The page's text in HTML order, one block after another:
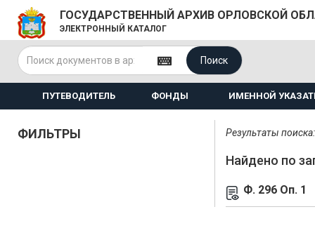
ГОСУДАРСТВЕННЫЙ АРХИВ ОРЛОВСКОЙ
ЭЛЕКТРОННЫЙ КАТАЛОГ
Поиск
ПУТЕВОДИТЕЛЬ ФОНДЫ ИМЕННОЙ
ФИЛЬТРЫ Результаты
Найдено по
Ф. 296 Оп. 1